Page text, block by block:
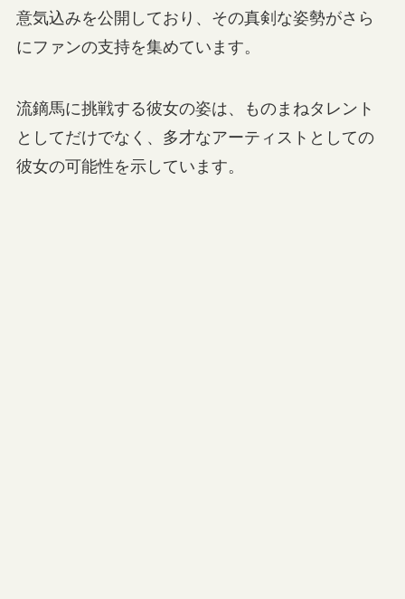
意気込みを公開しており、その真剣な姿勢がさら
にファンの支持を集めています。
流鏑馬に挑戦する彼女の姿は、ものまねタレント
としてだけでなく、多才なアーティストとしての
彼女の可能性を示しています。